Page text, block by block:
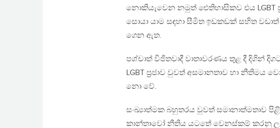
නොකියැවෙන නමුත් ඓතිහාසිකව එය LGBT
සොයා යාම සඳහා සීමිත ඉඩකඩක් සහිත වඩාත්
ගෙන ඇත.
පශ්චාත් විජිතවාදී වාතාවරණය තුළ දී දිගින්
LGBT ප‍්‍රජාව වුවත් අසමානතාව හා
නො වේ.
සංඛ්‍යාත්මක බහුතරය වුවත් සමානාත්මතාව
කාන්තාවෝ නීතිය යටතේ වෙනස්කම් කරනු